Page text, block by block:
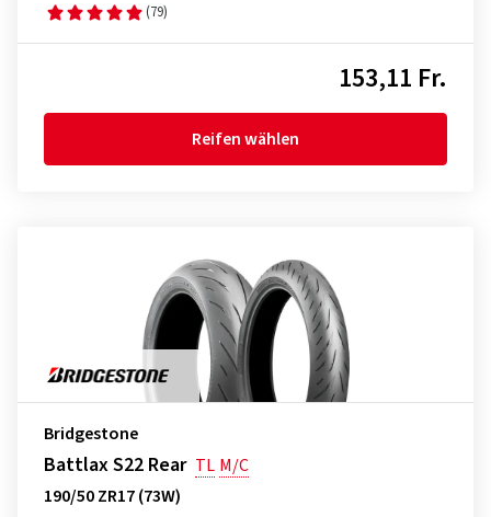
(79)
153,11 Fr.
Reifen wählen
Bridgestone
Battlax S22 Rear TL M/C
190/50 ZR17 (73W)